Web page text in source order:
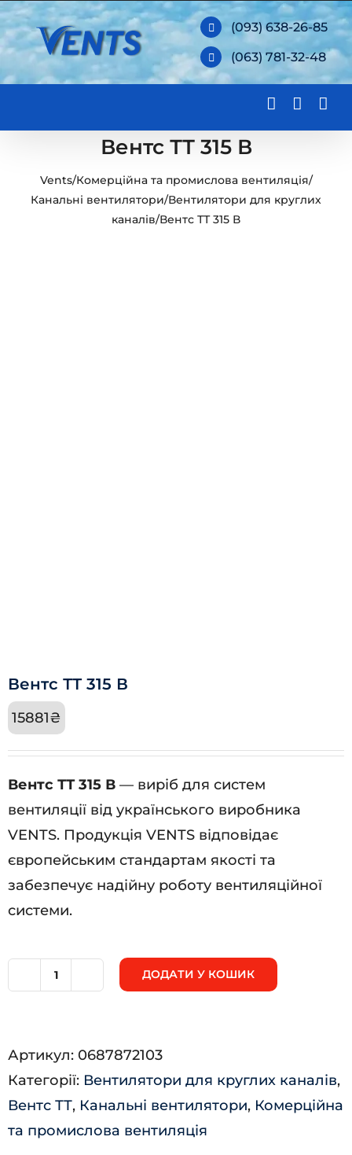
Skip
to
content
(093) 638-26-85
(063) 781-32-48
Вентс ТТ 315 В
Vents/Комерційна та промислова вентиляція/
Канальні вентилятори/Вентилятори для круглих
каналів/Вентс ТТ 315 В
Вентс ТТ 315 В
15881₴
Вентс ТТ 315 В — виріб для систем
вентиляції від українського виробника
VENTS. Продукція VENTS відповідає
європейським стандартам якості та
забезпечує надійну роботу вентиляційної
системи.
В
кількість
ДОДАТИ У КОШИК
Артикул: 0687872103
Категорії: Вентилятори для круглих каналів,
Вентс ТТ, Канальні вентилятори, Комерційна
та промислова вентиляція